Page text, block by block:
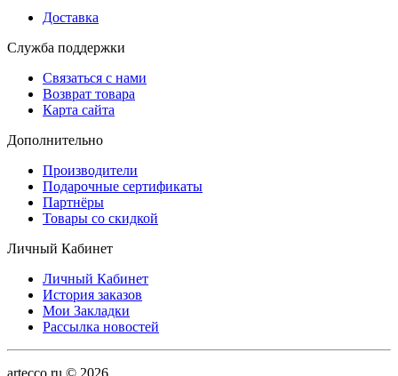
Доставка
Служба поддержки
Связаться с нами
Возврат товара
Карта сайта
Дополнительно
Производители
Подарочные сертификаты
Партнёры
Товары со скидкой
Личный Кабинет
Личный Кабинет
История заказов
Мои Закладки
Рассылка новостей
artecco.ru © 2026